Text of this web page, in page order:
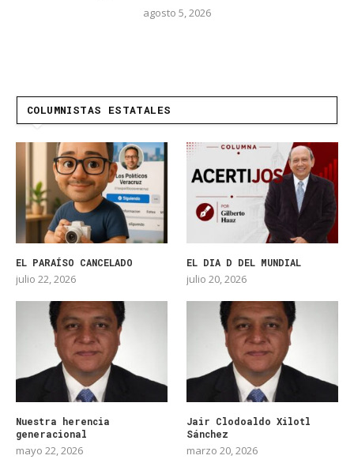
agosto 5, 2026
COLUMNISTAS ESTATALES
EL PARAÍSO CANCELADO
julio 22, 2026
EL DIA D DEL MUNDIAL
julio 20, 2026
Nuestra herencia
generacional
mayo 22, 2026
Jair Clodoaldo Xilotl
Sánchez
marzo 20, 2026